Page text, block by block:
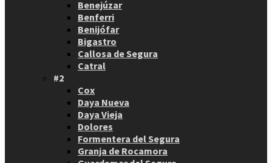
Benejúzar
Benferri
Benijófar
Bigastro
Callosa de Segura
Catral
#2
Cox
Daya Nueva
Daya Vieja
Dolores
Formentera del Segura
Granja de Rocamora